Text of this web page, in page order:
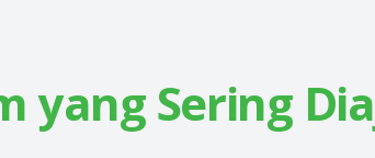
yang Sering